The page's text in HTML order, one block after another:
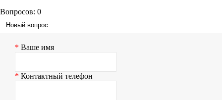
Вопросов: 0
Новый вопрос
Ваше имя
Контактный телефон